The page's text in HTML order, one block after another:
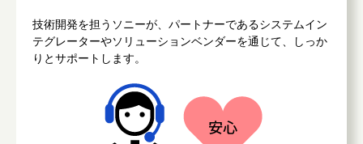
技術開発を担うソニーが、パートナーであるシステムイン
テグレーターやソリューションベンダーを通じて、しっか
りとサポートします。